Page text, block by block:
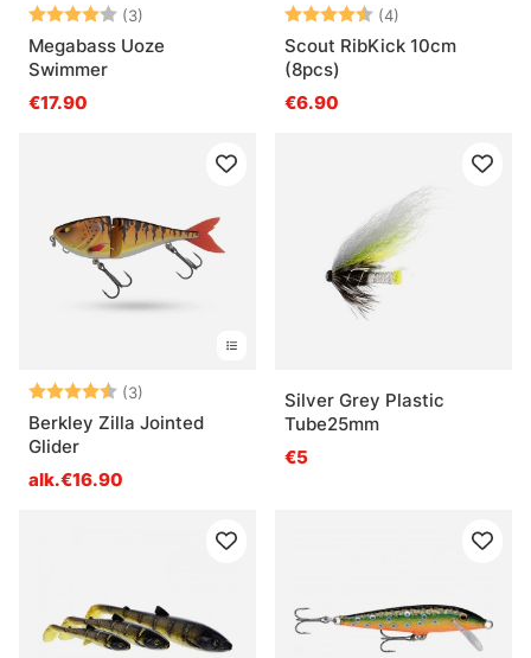
Arvio: (3)
4.0 5:sta tähdestä
Megabass Uoze
Swimmer
€17.90
Arvio: (4)
Scout RibKick 10cm
(8pcs)
€6.90
Arvio: (3)
4.7 5:sta tähdestä
Berkley Zilla Jointed
Glider
alk.€16.90
Silver Grey Plastic
Tube25mm
€5